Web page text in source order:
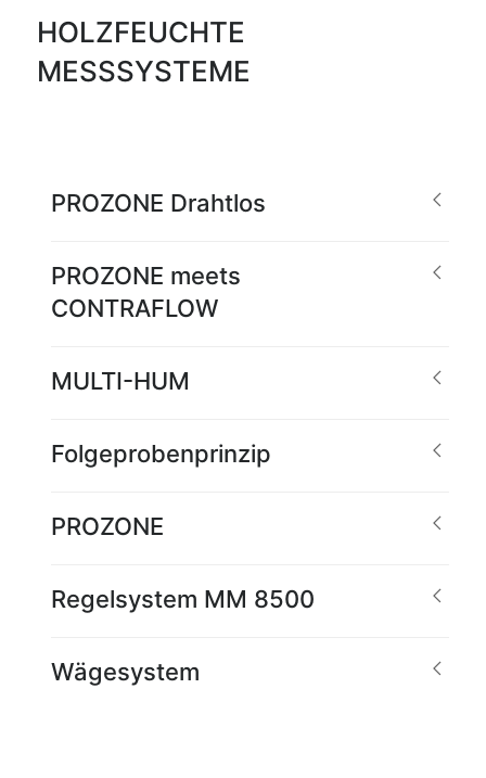
HOLZFEUCHTE
MESSSYSTEME
PROZONE Drahtlos
PROZONE meets
CONTRAFLOW
MULTI-HUM
Folgeprobenprinzip
PROZONE
Regelsystem MM 8500
Wägesystem